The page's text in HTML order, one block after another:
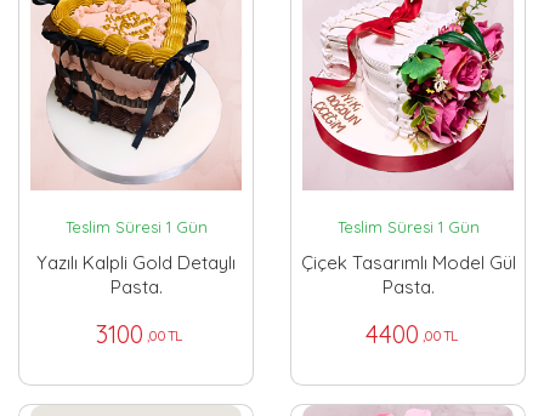
Teslim Süresi 1 Gün
Yazılı Kalpli Gold Detaylı
Pasta.
3100 ,00 TL
Teslim Süresi 1 Gün
Çiçek Tasarımlı Model Gül
Pasta.
4400 ,00 TL